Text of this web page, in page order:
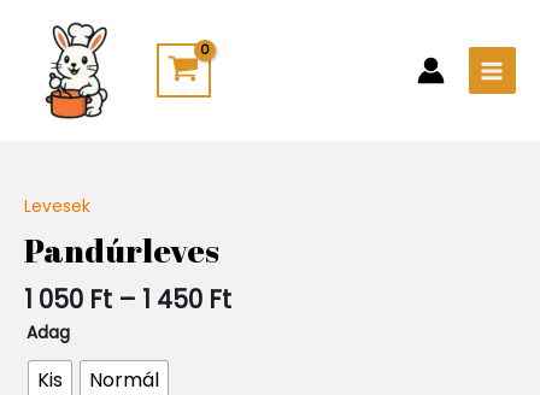
content
Levesek
Pandúrleves
1 050 Ft – 1 450 Ft-
1
Adag
Kis Normál